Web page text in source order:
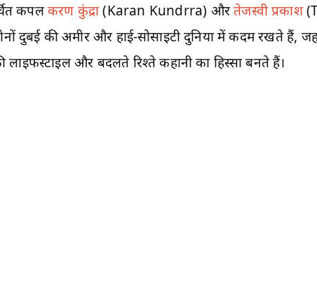
कपलकरण कुंद्रा(Karan Kundrra) औरतेजस्वी प्रकाश
दुबई की अमीर और हाई-सोसाइटी दुनिया में कदम रखते हैं,
लाइफस्टाइल और बदलते रिश्ते कहानी का हिस्सा बनते हैं।